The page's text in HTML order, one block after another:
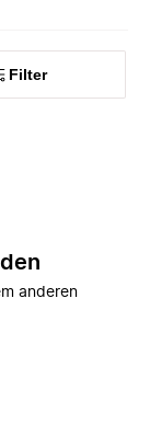
Filter
anderen